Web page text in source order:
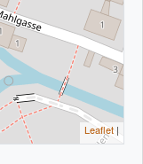
Leaflet |